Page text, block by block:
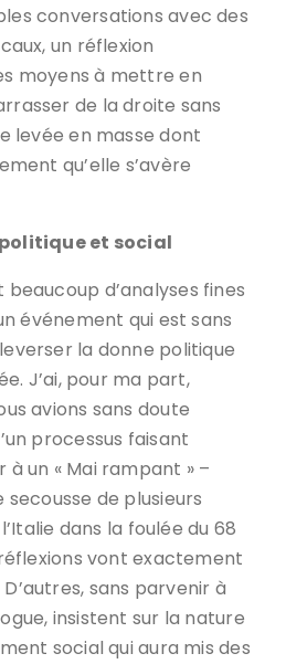
conversations avec des
un réflexion
moyens à mettre en
de la droite sans
levée en masse dont
qu’elle s’avère
et social
d’analyses fines
événement qui est sans
la donne politique
J’ai, pour ma part,
avions sans doute
processus faisant
un « Mai rampant » –
de plusieurs
dans la foulée du 68
vont exactement
sans parvenir à
insistent sur la nature
social qui aura mis des